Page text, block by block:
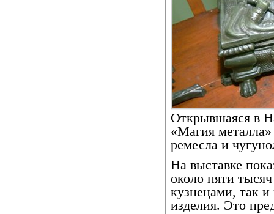
Открывшаяся в
«Магия металла»
ремесла и
На выставке
около пяти
кузнецами, так
изделия. Это